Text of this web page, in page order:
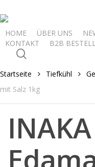
to
main
content
HOME ÜBER UNS
KONTAKT
B2B
Startseite Tiefkühl
mit Salz 1kg